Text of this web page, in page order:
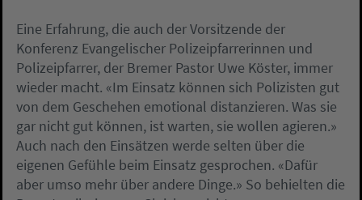
Eine Erfahrung, die auch der Vorsitzende der
Konferenz Evangelischer Polizeipfarrerinnen und
Polizeipfarrer, der Bremer Pastor Uwe Köster, immer
wieder macht. «Im Einsatz können sich Polizisten gut
von dem Geschehen emotional distanzieren. Was sie
gar nicht gut können, ist warten, sie wollen agieren.»
Auch nach den Einsätzen werde selten über die
eigenen Gefühle beim Einsatz gesprochen. «Dafür
aber umso mehr über andere Dinge.» So behielten die